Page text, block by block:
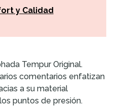
y Calidad
Tempur Original.
comentarios enfatizan
a su material
puntos de presión.